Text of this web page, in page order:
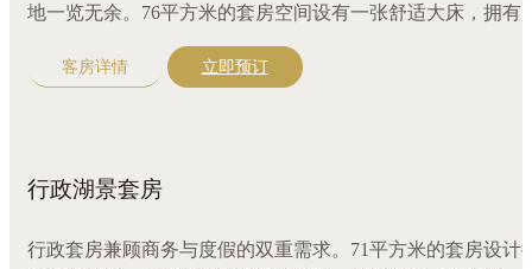
地一览无余。76平方米的套房空间设有一张舒适大床，拥有
立卧室、三区分离盥洗室和客厅，配备咖啡机，更有全套奢
沐浴精品，宽敞的独立更衣空间，尽享尊贵与舒适。
客房详情 立即预订
行政湖景套房
行政套房兼顾商务与度假的双重需求。71平方米的套房设计